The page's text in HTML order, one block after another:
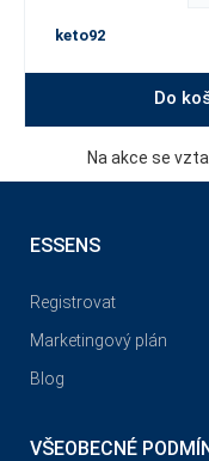
keto92
Do
Na akce se
ESSENS
Registrovat
Marketingový plán
Blog
VŠEOBECNÉ